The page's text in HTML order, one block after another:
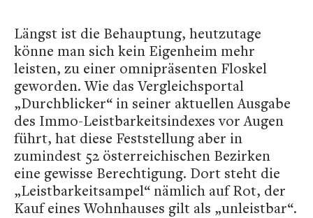
Längst ist die Behauptung, heutzutage
könne man sich kein Eigenheim mehr
leisten, zu einer omnipräsenten Floskel
geworden. Wie das Vergleichsportal
„Durchblicker“ in seiner aktuellen Ausgabe
des Immo-Leistbarkeitsindexes vor Augen
führt, hat diese Feststellung aber in
zumindest 52 österreichischen Bezirken
eine gewisse Berechtigung. Dort steht die
„Leistbarkeitsampel“ nämlich auf Rot, der
Kauf eines Wohnhauses gilt als „unleistbar“.